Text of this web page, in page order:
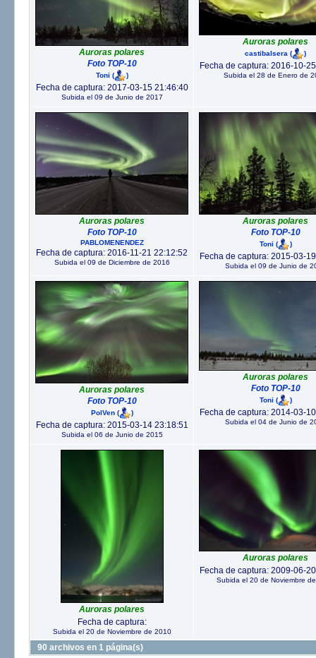
Auroras polares
Foto TOP-10
Toni ( )
Fecha de captura: 2017-03-15 21:46:40
Subida el 09 de Junio de 2017
Auroras polares
castibalsera ( )
Fecha de captura: 2016-10-
Subida el 28 de Enero de
Auroras polares
Foto TOP-10
PABLOMENENDEZ
Fecha de captura: 2016-11-21 22:12:52
Subida el 09 de Diciembre de 2016
Auroras polares
Foto TOP-10
Toni ( )
Fecha de captura: 2015-03-
Subida el 09 de Junio de
Auroras polares
Foto TOP-10
PolVen( )
Fecha de captura: 2015-03-14 23:18:51
Subida el 06 de Junio de 2015
Auroras polares
Foto TOP-10
Toni ( )
Fecha de captura: 2014-03-
Subida el 04 de Junio de
Auroras polares
Fecha de captura:
Subida el 20 de Noviembre de 2010
Auroras polares
Fecha de captura: 2009-06-
Subida el 20 de Noviembre
90 archivos en 1 página(s)